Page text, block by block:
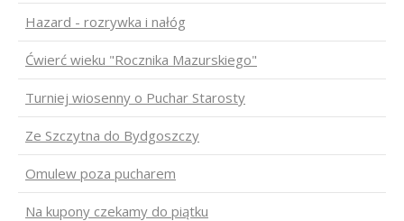
Hazard - rozrywka i nałóg
Ćwierć wieku "Rocznika Mazurskiego"
Turniej wiosenny o Puchar Starosty
Ze Szczytna do Bydgoszczy
Omulew poza pucharem
Na kupony czekamy do piątku